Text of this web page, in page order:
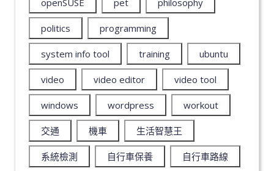
politics programming
system info tool training ubuntu
video video editor video tool
windows wordpress workout
交通 機車 生活智慧王
系統檢測 自行車保養 自行車路線